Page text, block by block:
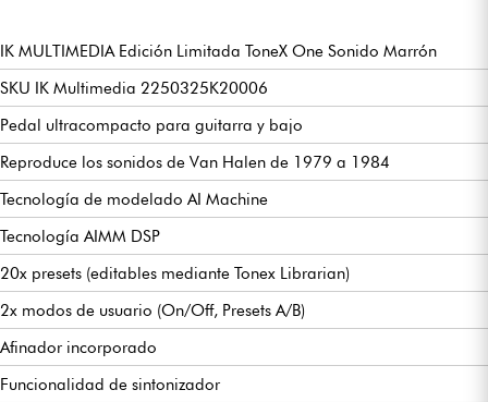
IK MULTIMEDIA Edición Limitada ToneX One Sonido Marrón
SKU IK Multimedia 2250325K20006
Pedal ultracompacto para guitarra y bajo
Reproduce los sonidos de Van Halen de 1979 a 1984
Tecnología de modelado AI Machine
Tecnología AIMM DSP
20x presets (editables mediante Tonex Librarian)
2x modos de usuario (On/Off, Presets A/B)
Afinador incorporado
Funcionalidad de sintonizador